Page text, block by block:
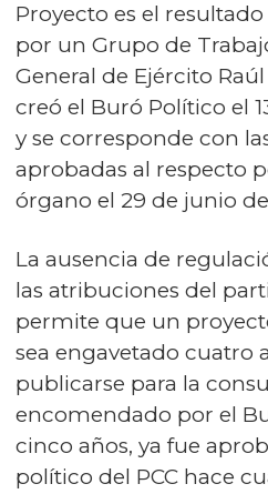
Proyecto es el
por un Grupo de
General de Ejército
creó el Buró Político el
y se corresponde con
aprobadas al respecto
órgano el 29 de junio del
La ausencia de
las atribuciones del
permite que un
sea engavetado cuatro
publicarse para la
encomendado por el
cinco años, ya fue
político del PCC hace